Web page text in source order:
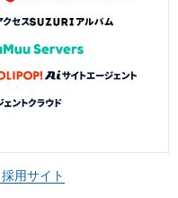
採用サイト